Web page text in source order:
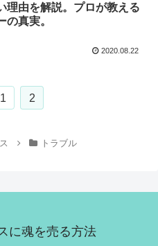
理由を解説。プロが教える
の真実。
2020.08.22
1 2
トラブル
に魂を売る方法